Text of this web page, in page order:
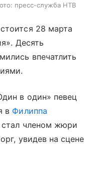
пресс-служба НТВ
28 марта
Десять
впечатлить
в один» певец
в Филиппа
членом жюри
увидев на сцене